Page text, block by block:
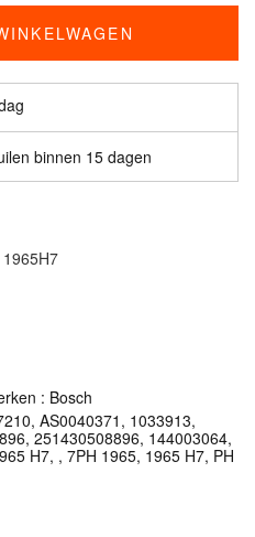
binnen 15 dagen
: Bosch
AS0040371, 1033913,
251430508896, 144003064,
H7, , 7PH 1965, 1965 H7, PH